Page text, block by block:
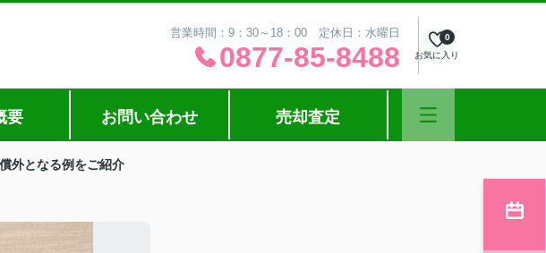
営業時間：9：30～18：00 定休日：水曜日
0877-85-8488 お気に入り
0
要 お問い合わせ 売却査定
外となる例をご紹介